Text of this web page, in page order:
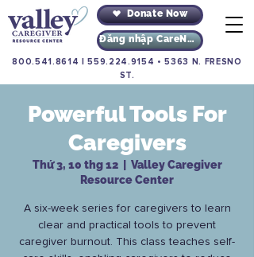
Donate Now
Đăng nhập CareNav
800.541.8614 |559.224.9154 •5363 N. FRESNO
ST.
Powerful Tools For
Caregivers
Thứ 3, 10 thg 12
  |
Valley Caregiver
Resource Center
A six-week series for caregivers to learn
clear and practical tools to prevent
caregiver burnout. This class teaches self-